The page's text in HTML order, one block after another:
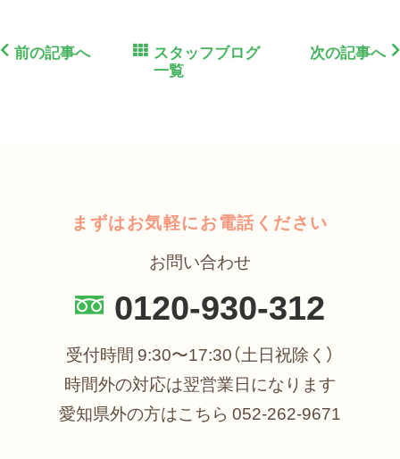
前の記事へ
スタッフブログ
一覧
次の記事へ
まずはお気軽にお電話ください
お問い合わせ
0120-930-312
受付時間 9:30〜17:30（土日祝除く）
時間外の対応は翌営業日になります
愛知県外の方はこちら 052-262-9671